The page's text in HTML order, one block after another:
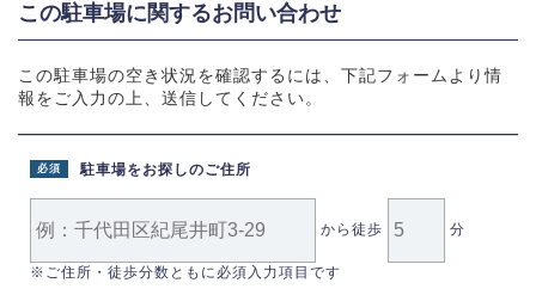
この駐車場に関するお問い合わせ
この駐車場の空き状況を確認するには、下記フォームより情
報をご入力の上、送信してください。
駐車場をお探しのご住所
必須
から徒歩 分
※ご住所・徒歩分数ともに必須入力項目です